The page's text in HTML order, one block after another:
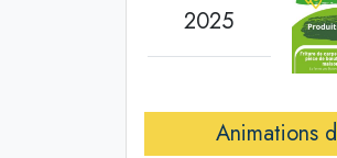
2025
Animations